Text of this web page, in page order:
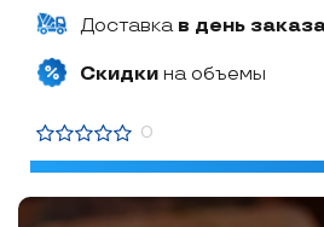
Доставка в день
Скидки на объемы
0